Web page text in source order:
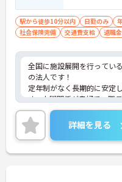
駅から徒歩10分以内 日勤のみ
社会保険完備
交通費支給 退職
全国に施設展開を行ってい
の法人です！
定年制がなく長期的に安定
す。人間関係が良好で、職
根付いています。
ご興味のある方には、面接
に詳細をご案内しますので
い！
詳細を見る